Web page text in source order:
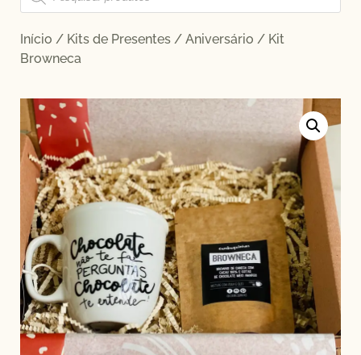
Início / Kits de Presentes / Aniversário / Kit
Browneca